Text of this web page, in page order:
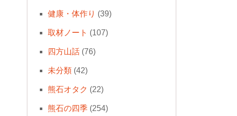
健康・体作り (39)
取材ノート (107)
四方山話(76)
未分類(42)
熊石オタク (22)
熊石の四季(254)